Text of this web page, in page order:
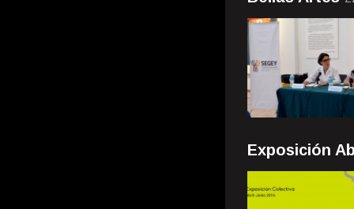
Exposición